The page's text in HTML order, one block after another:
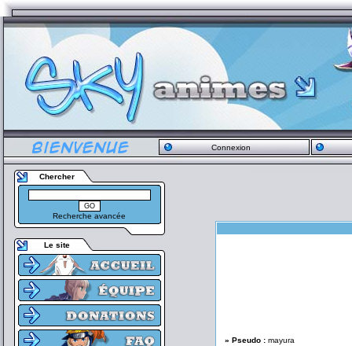
Connexion
Chercher
Recherche avancée
Le site
» Pseudo : mayura